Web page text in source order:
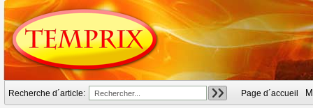
Recherche d´article: Page d´accueil